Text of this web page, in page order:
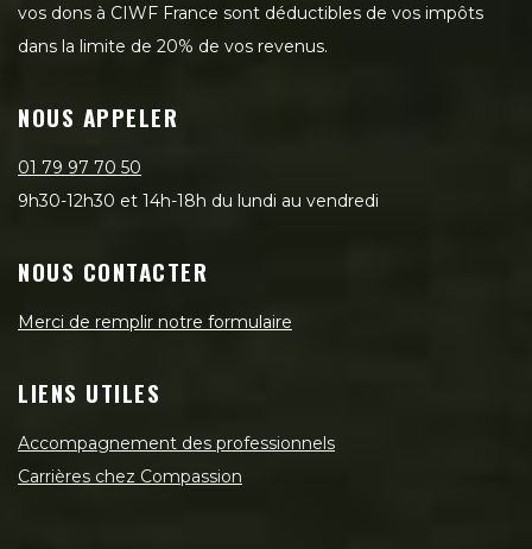
vos dons à CIWF France sont déductibles de vos impôts
dans la limite de 20% de vos revenus.
NOUS APPELER
01 79 97 70 50
9h30-12h30 et 14h-18h du lundi au vendredi
NOUS CONTACTER
Merci de remplir notre formulaire
LIENS UTILES
Accompagnement des professionnels
Carrières chez Compassion